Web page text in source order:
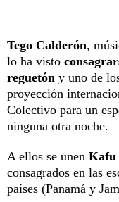
Tego Calderón,
lo ha visto
reguetón y uno de
proyección
Colectivo para un
ninguna otra noche.
A ellos se unen Kafu
consagrados en las
países (Panamá y